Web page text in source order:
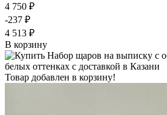
4 750 ₽
-237 ₽
4 513 ₽
В корзину
Товар добавлен в корзину!